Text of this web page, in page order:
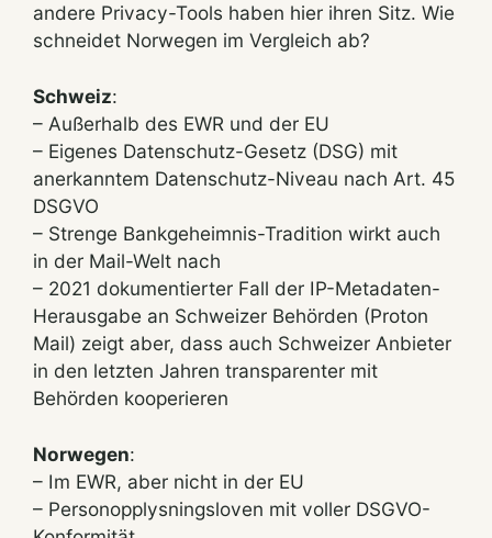
andere Privacy-Tools haben hier ihren Sitz. Wie
schneidet Norwegen im Vergleich ab?
Schweiz:
– Außerhalb des EWR und der EU
– Eigenes Datenschutz-Gesetz (DSG) mit
anerkanntem Datenschutz-Niveau nach Art. 45
DSGVO
– Strenge Bankgeheimnis-Tradition wirkt auch
in der Mail-Welt nach
– 2021 dokumentierter Fall der IP-Metadaten-
Herausgabe an Schweizer Behörden (Proton
Mail) zeigt aber, dass auch Schweizer Anbieter
in den letzten Jahren transparenter mit
Behörden kooperieren
Norwegen:
– Im EWR, aber nicht in der EU
– Personopplysningsloven mit voller DSGVO-